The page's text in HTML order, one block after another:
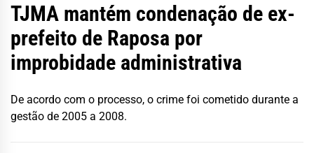
TJMA mantém condenação de ex-
prefeito de Raposa por
improbidade administrativa
De acordo com o processo, o crime foi cometido durante a
gestão de 2005 a 2008.